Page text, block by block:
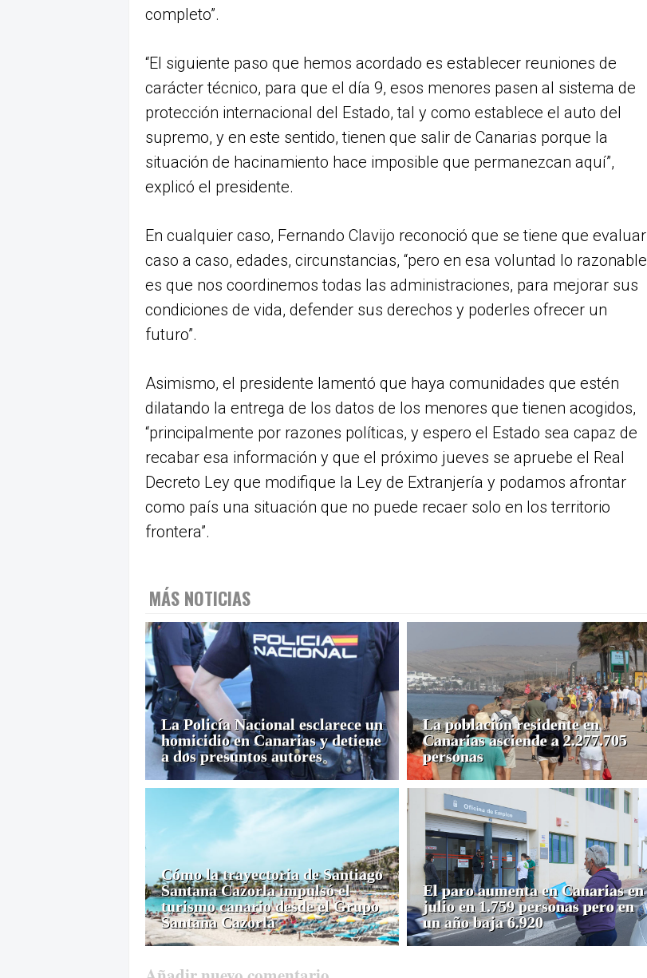
completo”.
“El siguiente paso que hemos acordado es establecer reuniones de
carácter técnico, para que el día 9, esos menores pasen al sistema de
protección internacional del Estado, tal y como establece el auto del
supremo, y en este sentido, tienen que salir de Canarias porque la
situación de hacinamiento hace imposible que permanezcan aquí”,
explicó el presidente.
En cualquier caso, Fernando Clavijo reconoció que se tiene que evaluar
caso a caso, edades, circunstancias, “pero en esa voluntad lo razonable
es que nos coordinemos todas las administraciones, para mejorar sus
condiciones de vida, defender sus derechos y poderles ofrecer un
futuro”.
Asimismo, el presidente lamentó que haya comunidades que estén
dilatando la entrega de los datos de los menores que tienen acogidos,
“principalmente por razones políticas, y espero el Estado sea capaz de
recabar esa información y que el próximo jueves se apruebe el Real
Decreto Ley que modifique la Ley de Extranjería y podamos afrontar
como país una situación que no puede recaer solo en los territorio
frontera”.
MÁS NOTICIAS
La Policía Nacional esclarece un
homicidio en Canarias y detiene
a dos presuntos autores
La población residente en
Canarias asciende a 2.277.705
personas
Cómo la trayectoria de Santiago
Santana Cazorla impulsó el
turismo canario desde el Grupo
Santana Cazorla
El paro aumenta en Canarias en
julio en 1.759 personas pero en
un año baja 6.920